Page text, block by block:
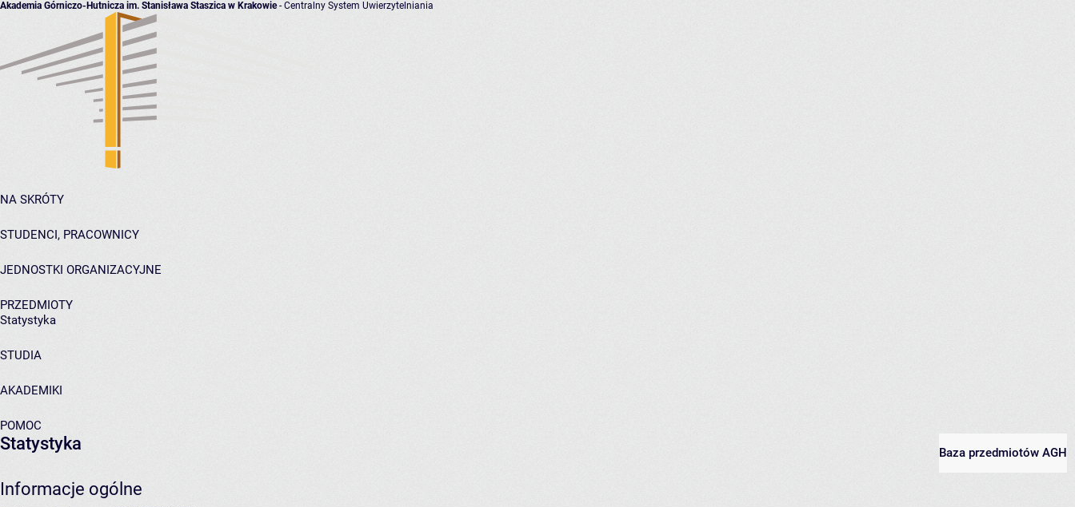
Akademia Górniczo-Hutnicza im. Stanisława Staszica w Krakowie- Centralny System Uwierzytelniania
NA SKRÓTY
STUDENCI, PRACOWNICY
JEDNOSTKI ORGANIZACYJNE
PRZEDMIOTY
Statystyka
STUDIA
AKADEMIKI
POMOC
Baza przedmiotów AGH
Statystyka
Informacje ogólne